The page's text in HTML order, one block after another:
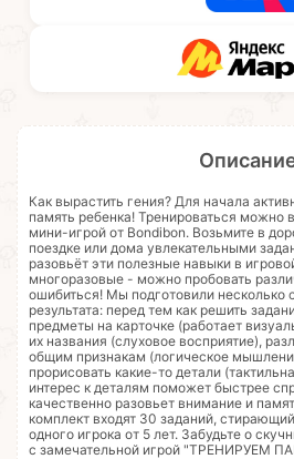
Как вырастить гения? Для начала
память ребенка! Тренироваться можно
мини-игрой от Bondibon. Возьмите в
поездке или дома увлекательными
разовьёт эти полезные навыки в
многоразовые - можно пробовать
ошибиться! Мы подготовили несколько
результата: перед тем как решить
предметы на карточке (работает
их названия (слуховое восприятие),
общим признакам (логическое
прорисовать какие-то детали
интерес к деталям поможет быстрее
качественно разовьет внимание и
комплект входят 30 заданий,
одного игрока от 5 лет. Забудьте о
с замечательной игрой "ТРЕНИРУЕМ